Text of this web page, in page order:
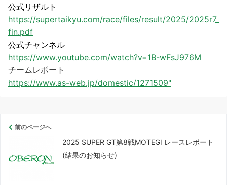
公式リザルト
https://supertaikyu.com/race/files/result/2025/2025r7_
fin.pdf
公式チャンネル
https://www.youtube.com/watch?v=1B-wFsJ976M
チームレポート
https://www.as-web.jp/domestic/1271509"
前のページへ
2025 SUPER GT第8戦MOTEGI レースレポート
(結果のお知らせ)